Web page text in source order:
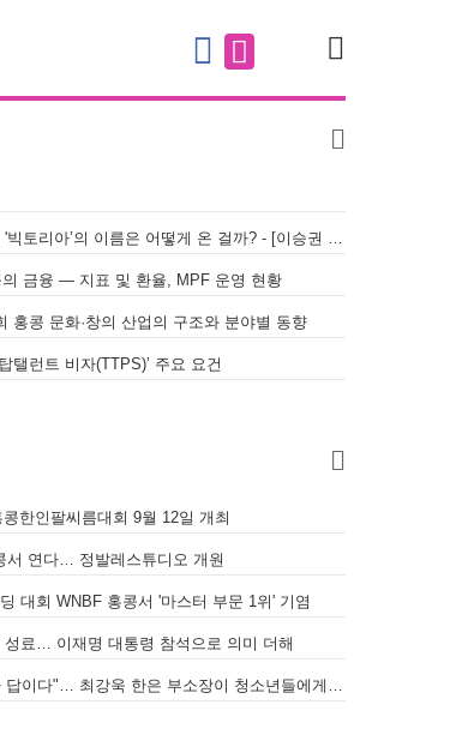
빅토리아 하버, 빅토리아 피크, 빅토리아 파크. '빅토리아’의 이름은 어떻게 온 걸까? - [이승권 원장의 생활칼럼]
금융 — 지표 및 환율, MPF 운영 현황
홍콩 문화·창의 산업의 구조와 분야별 동향
탤런트 비자(TTPS)’ 주요 요건
한인팔씨름대회 9월 12일 개최
서 연다… 정발레스튜디오 개원
대회 WNBF 홍콩서 '마스터 부문 1위' 기염
성료… 이재명 대통령 참석으로 의미 더해
[인터뷰] "불확실한 미래, 성실함과 인간관계가 답이다"… 최강욱 한은 부소장이 청소년들에게 전하는 응원